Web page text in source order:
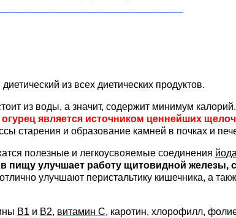
из всех диетических продуктов.
из воды, а значит, содержит минимум
огурец является источником ценнейших
старения и образование камней в почках и
полезные и легкоусвояемые соединения йода
пищу улучшает работу щитовидной железы,
улучшают перистальтику кишечника, а
В1 и В2, витамин С, каротин, хлорофилл,